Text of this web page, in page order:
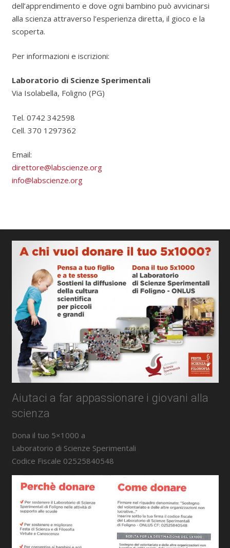
dell’apprendimento e dove ogni bambino può avvicinarsi
alla scienza attraverso l’esperienza diretta, il gioco e la
scoperta.
Per informazioni e iscrizioni:
Laboratorio di Scienze Sperimentali
Via Isolabella, Foligno (PG)
Tel. 0742 342598
Cell. 370 1297362
Email:
direttore@labscienze.org
info@labscienze.org
Aiutaci a far appassionare i giovani alla
scienza
Dona il tuo 5×1000 a
Laboratorio di Scienze Sperimentali
Codice Fiscale 02525840548